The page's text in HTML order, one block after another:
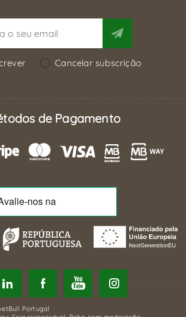
Cancelar subscrição
de Pagamento
Portugal